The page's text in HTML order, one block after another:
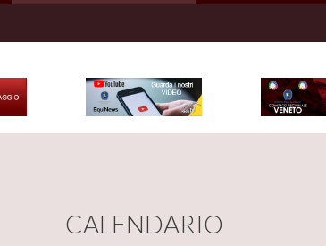
CALENDARIO